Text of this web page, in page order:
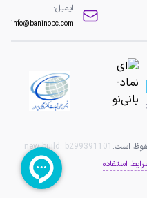
ایمیل:
info@baninopc.com
است. new build: b299391101
استفاده